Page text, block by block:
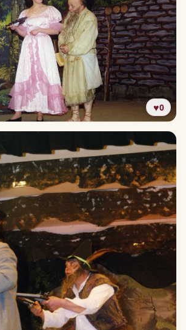
♥0